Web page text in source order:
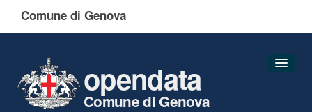
Comune di Genova
opendata
Comune di Genova